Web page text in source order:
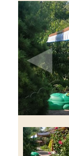
◄